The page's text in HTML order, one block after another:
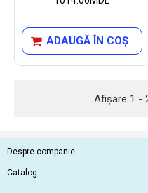
ADAUGĂ ÎN COŞ
Afişare 1 -
Despre companie
Catalog